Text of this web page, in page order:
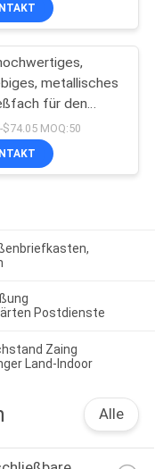
metallisches
für den
$74.05 MOQ:50
Postdienste
Zaing
Land-Indoor
Alle